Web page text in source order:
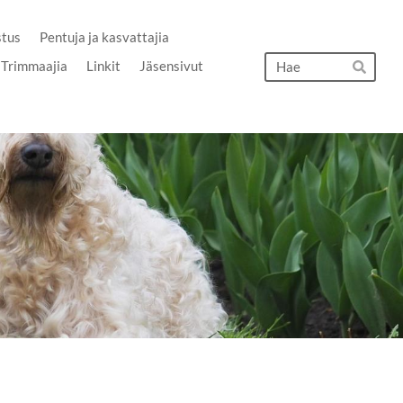
Pentuja ja kasvattajia
Trimmaajia
Linkit Jäsensivut
Hae